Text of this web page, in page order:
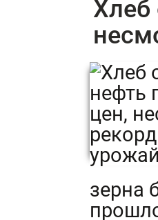
Хлеб
зерна